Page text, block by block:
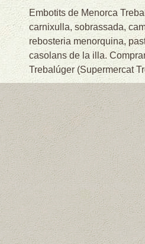
Embotits de Menorca
carnixulla, sobrassada,
rebosteria menorquina,
casolans de la illa.
Trebalúger (Supermercat